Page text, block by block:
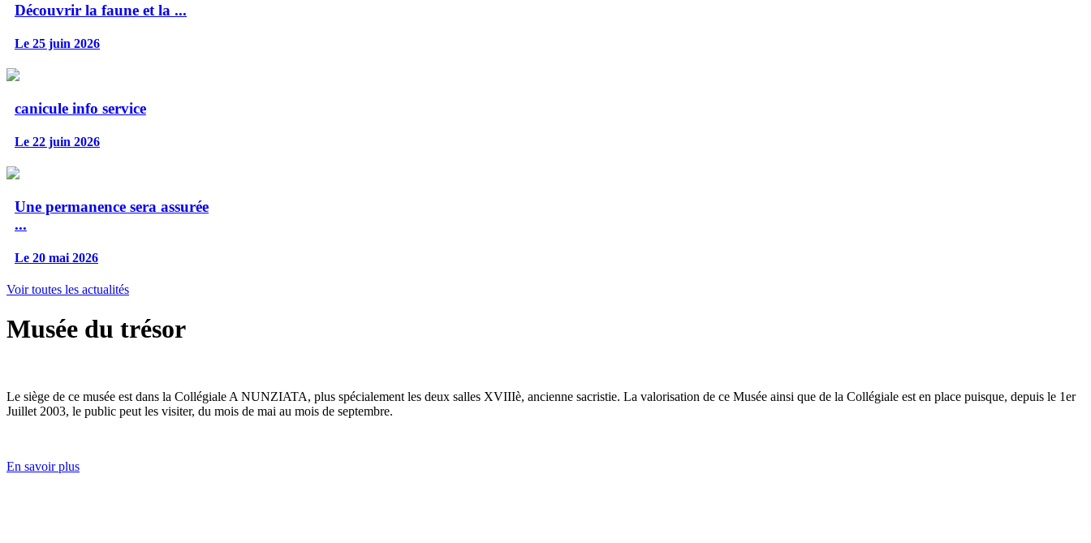
Découvrir la faune et la ...
Le 25 juin 2026
canicule info service
Le 22 juin 2026
Une permanence sera assurée
...
Le 20 mai 2026
Voir toutes les actualités
Musée du trésor
Le siège de ce musée est dans la Collégiale A NUNZIATA, plus spécialement les deux salles XVIIIè, ancienne sacristie. La valorisation de ce Musée ainsi que de la Collégiale est en place puisque, depuis le 1er
Juillet 2003, le public peut les visiter, du mois de mai au mois de septembre.
En savoir plus